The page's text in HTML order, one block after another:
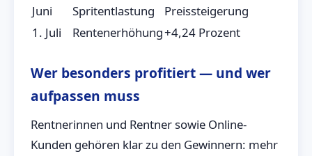
Juni
Spritentlastung
Preissteigerung
1. Juli
Rentenerhöhung+4,24 Prozent
Wer besonders profitiert — und wer
aufpassen muss
Rentnerinnen und Rentner sowie Online-
Kunden gehören klar zu den Gewinnern: mehr